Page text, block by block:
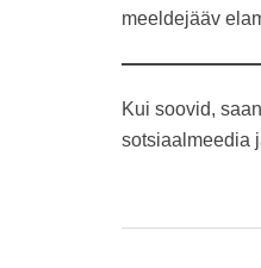
meeldejääv
Kui soovid,
sotsiaalmeedia